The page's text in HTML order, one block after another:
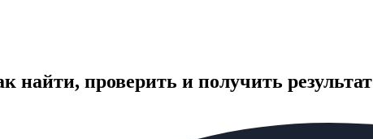
найти, проверить и получить результат